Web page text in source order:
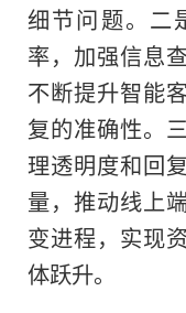
细节问题。二
率，加强信息
不断提升智能
复的准确性。
理透明度和回
量，推动线
变进程，实现
体跃升。